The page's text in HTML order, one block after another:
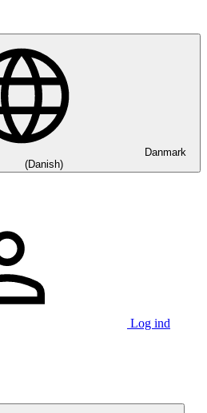
Danmark
(Danish)
Log ind